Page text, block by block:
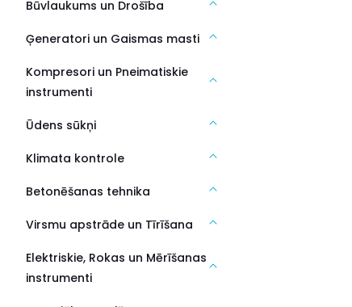
Būvlaukums un Drošība
Ģeneratori un Gaismas masti
Kompresori un Pneimatiskie
instrumenti
Ūdens sūkņi
Klimata kontrole
Betonēšanas tehnika
Virsmu apstrāde un Tīrīšana
Elektriskie, Rokas un Mērīšanas
instrumenti